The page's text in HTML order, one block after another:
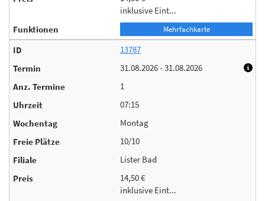
inklusive Eint...
Mehrfachkarte
13787
31.08.2026 - 31.08.2026
1
07:15
Montag
10/10
Lister Bad
14,50 €
inklusive Eint...